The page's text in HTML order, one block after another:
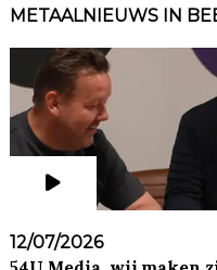
METAALNIEUWS IN
12/07/2026